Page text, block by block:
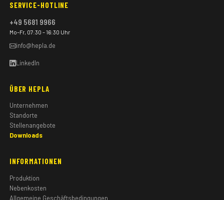
SERVICE-HOTLINE
+49 5681 9966
Mo–Fr, 07:30 – 16:30 Uhr
info@hepla.de
LinkedIn
ÜBER HEPLA
Unternehmen
Standorte
Stellenangebote
Downloads
INFORMATIONEN
Produktion
Nebenkosten
Allgemeine Geschäftsbedingungen